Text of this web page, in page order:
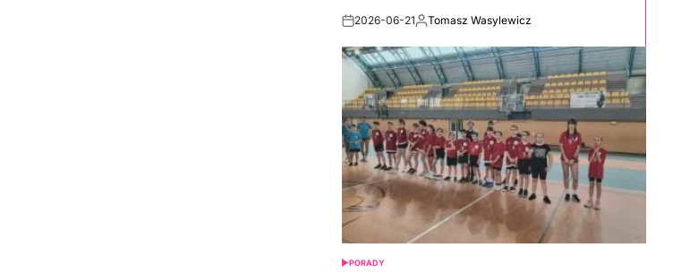
Post2026-06-21By:Tomasz Wasylewicz
POSTED
PORADY